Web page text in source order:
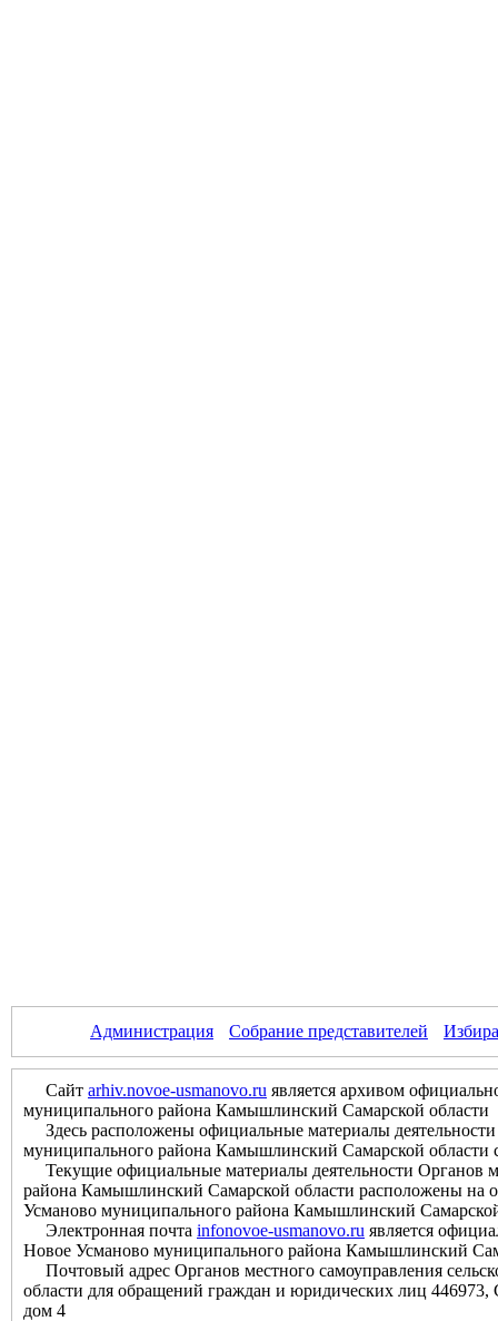
Администрация Собрание представителей
Сайт arhiv.novoe-usmanovo.ru является архивом
муниципального района Камышлинский Самарской области
Здесь расположены официальные материалы
муниципального района Камышлинский Самарской области
Текущие официальные материалы деятельности Органов
района Камышлинский Самарской области расположены на
Усманово муниципального района Камышлинский
Электронная почта infonovoe-usmanovo.ru является
Новое Усманово муниципального района Камышлинский
Почтовый адрес Органов местного самоуправления
области для обращений граждан и юридических лиц
дом 4